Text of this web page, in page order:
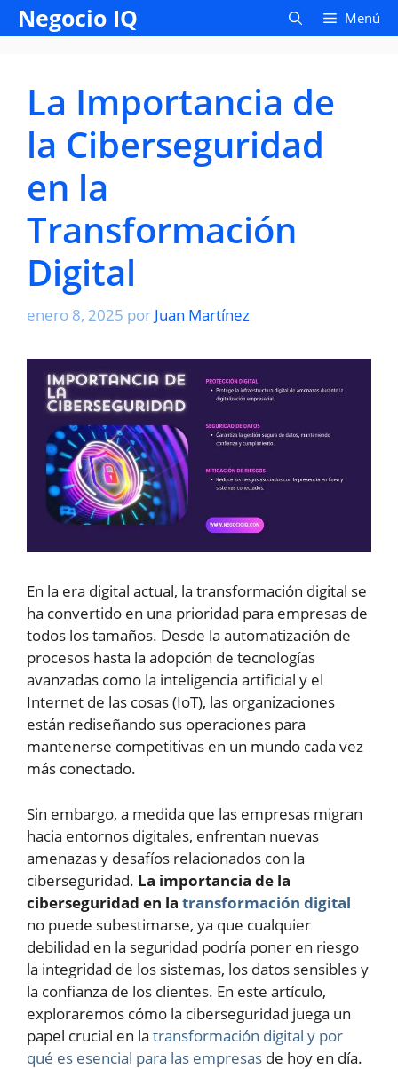
Saltar
al Negocio IQ Menú
La Importancia de
la Ciberseguridad
en la
Transformación
Digital
enero 8, 2025 por Juan Martínez
En la era digital actual, la transformación digital se
ha convertido en una prioridad para empresas de
todos los tamaños. Desde la automatización de
procesos hasta la adopción de tecnologías
avanzadas como la inteligencia artificial y el
Internet de las cosas (IoT), las organizaciones
están rediseñando sus operaciones para
mantenerse competitivas en un mundo cada vez
más conectado.
Sin embargo, a medida que las empresas migran
hacia entornos digitales, enfrentan nuevas
amenazas y desafíos relacionados con la
ciberseguridad. La importancia de la
ciberseguridad en la transformación digital
no puede subestimarse, ya que cualquier
debilidad en la seguridad podría poner en riesgo
la integridad de los sistemas, los datos sensibles y
la confianza de los clientes. En este artículo,
exploraremos cómo la ciberseguridad juega un
papel crucial en la transformación digital y por
qué es esencial para las empresas de hoy en día.